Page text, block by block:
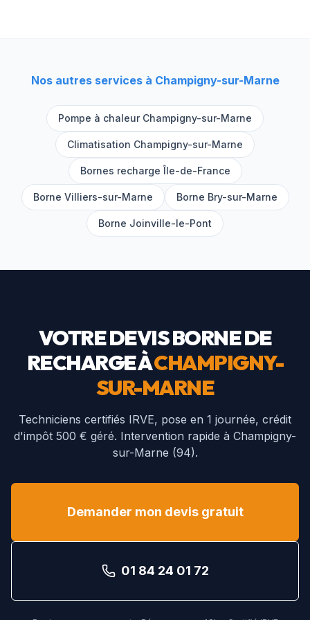
Nos autres services à Champigny-sur-Marne
Pompe à chaleur Champigny-sur-Marne
Climatisation Champigny-sur-Marne
Bornes recharge Île-de-France
Borne Villiers-sur-Marne Borne Bry-sur-Marne
Borne Joinville-le-Pont
VOTRE DEVIS BORNE DE
RECHARGE ÀCHAMPIGNY-
SUR-MARNE
Techniciens certifiés IRVE, pose en 1 journée, crédit
d'impôt 500 € géré. Intervention rapide à Champigny-
sur-Marne (94).
Demander mon devis gratuit
01 84 24 01 72